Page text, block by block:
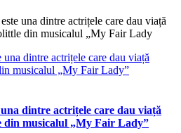
una dintre actrițele care dau viață
din musicalul „My Fair Lady
dintre actrițele care dau viață
din musicalul „My Fair Lady”